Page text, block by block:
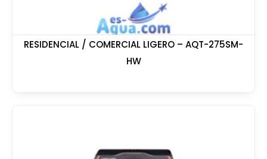
RESIDENCIAL / COMERCIAL LIGERO – AQT-275SM-
HW